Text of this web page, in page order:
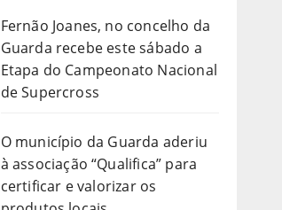
Fernão Joanes, no concelho da
Guarda recebe este sábado a
Etapa do Campeonato Nacional
de Supercross
O município da Guarda aderiu
à associação “Qualifica” para
certificar e valorizar os